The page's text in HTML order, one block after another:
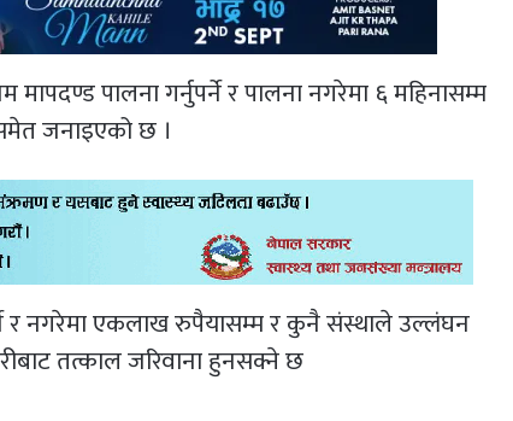
पालना गर्नुपर्ने र पालना नगरेमा ६ महिनासम्म
जनाइएको छ ।
र नगरेमा एकलाख रुपैयासम्म र कुनै संस्थाले उल्लंघन
तत्काल जरिवाना हुनसक्ने छ